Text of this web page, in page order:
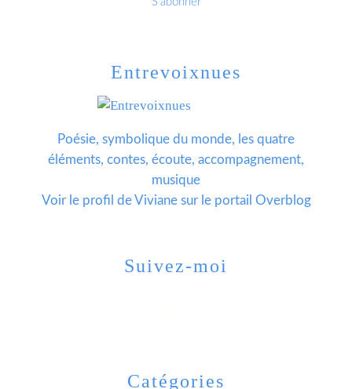
Catégories
Entrevoixnues
Poésie, symbolique du monde, les quatre
éléments, contes, écoute, accompagnement,
musique
Voir le profil deVivianesur le portail Overblog
Suivez-moi